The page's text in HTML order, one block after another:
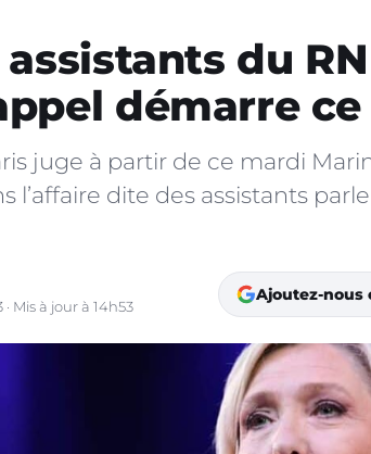
du
démarre
juge à partir de ce mardi
l’affaire dite des assistants
Mis à jour à 14h53
Ajoutez-nous